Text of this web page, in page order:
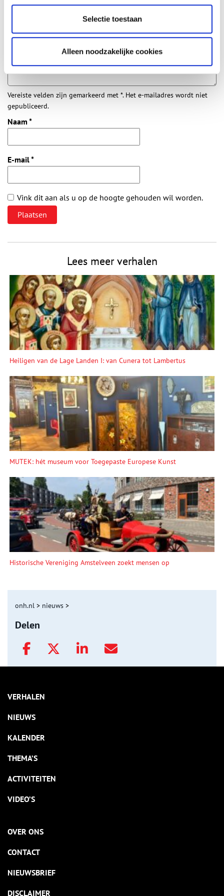
Selectie toestaan
Alleen noodzakelijke cookies
Aanvullingen
Vul deze informatie aan of geef een reactie.
Vereiste velden zijn gemarkeerd met *. Het e-mailadres wordt niet
gepubliceerd.
Naam *
E-mail*
Vink dit aan als u op de hoogte gehouden wil worden.
Lees meer verhalen
Heiligen van de Lage Landen I: van Cunera tot Lambertus
MUTEK: hét museum voor Toegepaste Europese Kunst
Historische Vereniging Amstelveen zoekt mensen op
onh.nl > nieuws >
Delen
VERHALEN
NIEUWS
KALENDER
THEMA’S
ACTIVITEITEN
VIDEO’S
OVER ONS
CONTACT
NIEUWSBRIEF
DISCLAIMER